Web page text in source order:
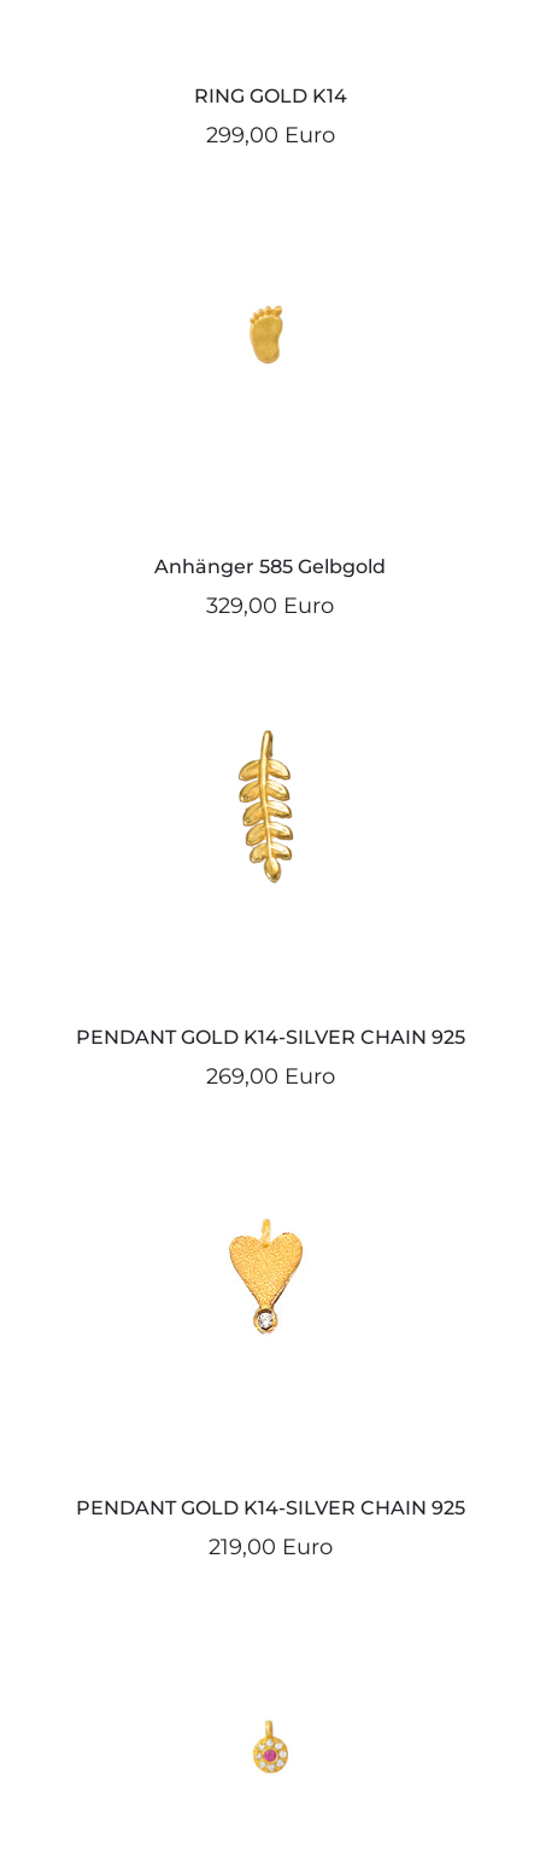
RING GOLD K14
299,00 Euro
Anhänger 585 Gelbgold
329,00 Euro
PENDANT GOLD K14-SILVER CHAIN 925
269,00 Euro
PENDANT GOLD K14-SILVER CHAIN 925
219,00 Euro